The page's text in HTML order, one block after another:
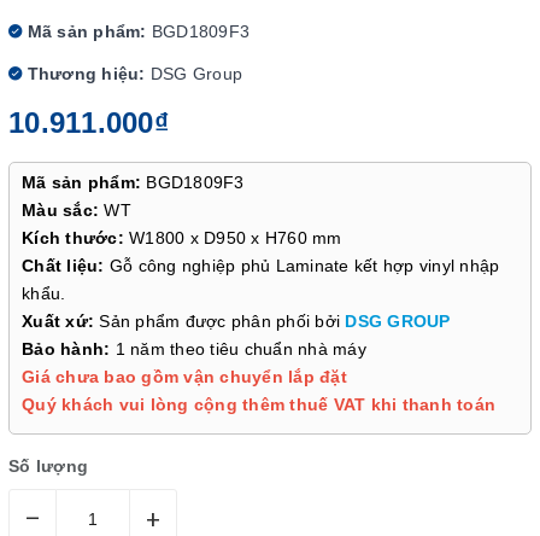
Mã sản phẩm: BGD1809F3
Thương hiệu: DSG Group
10.911.000₫
Mã sản phẩm: BGD1809F3
Màu sắc: WT
Kích thước: W1800 x D950 x H760 mm
Chất liệu: Gỗ công nghiệp phủ Laminate kết hợp vinyl nhập
khẩu.
Xuất xứ: Sản phẩm được phân phối bởi DSG GROUP
Bảo hành: 1 năm theo tiêu chuẩn nhà máy
Giá chưa bao gồm vận chuyển lắp đặt
Quý khách vui lòng cộng thêm thuế VAT khi thanh toán
Số lượng
– +